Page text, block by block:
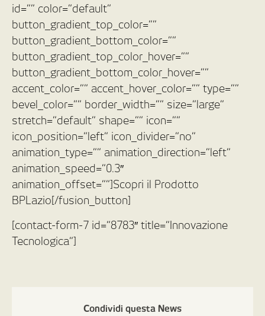
id=”” color=”default”
button_gradient_top_color=””
button_gradient_bottom_color=””
button_gradient_top_color_hover=””
button_gradient_bottom_color_hover=””
accent_color=”” accent_hover_color=”” type=””
bevel_color=”” border_width=”” size=”large”
stretch=”default” shape=”” icon=””
icon_position=”left” icon_divider=”no”
animation_type=”” animation_direction=”left”
animation_speed=”0.3″
animation_offset=””]Scopri il Prodotto
BPLazio[/fusion_button]
[contact-form-7 id=”8783″ title=”Innovazione
Tecnologica”]
Condividi questa News